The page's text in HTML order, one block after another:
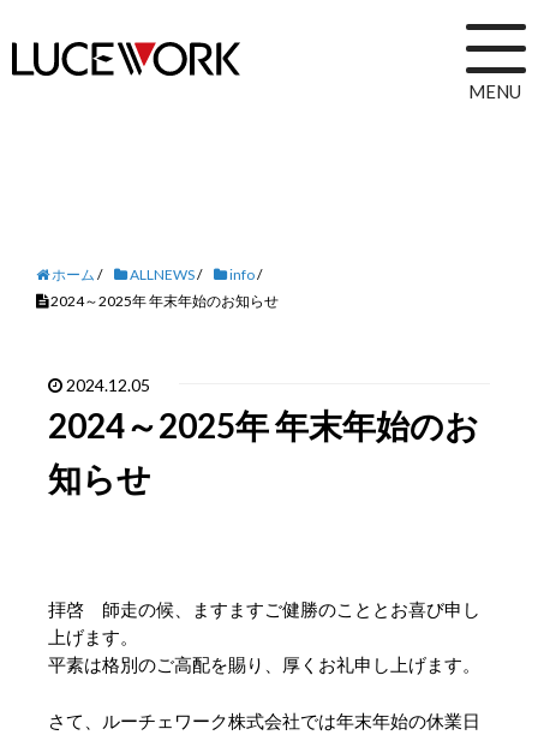
MENU
ホーム / ALLNEWS/ info/
2024～2025年 年末年始のお知らせ
2024.12.05
2024～2025年 年末年始のお
知らせ
拝啓 師走の候、ますますご健勝のこととお喜び申し
上げます。
平素は格別のご高配を賜り、厚くお礼申し上げます。
さて、ルーチェワーク株式会社では年末年始の休業日